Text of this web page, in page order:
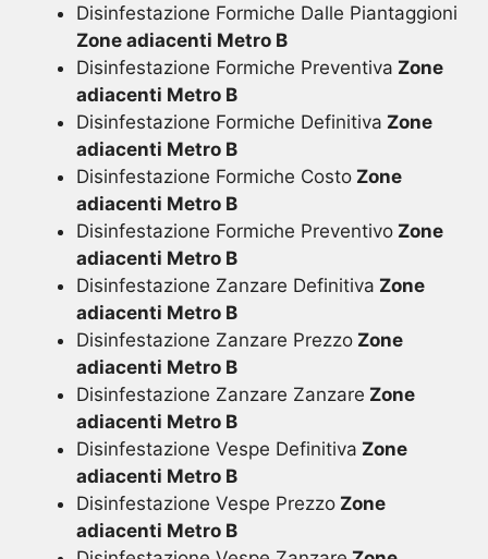
Disinfestazione Formiche Dalle Piantaggioni
Zone adiacenti Metro B
Disinfestazione Formiche Preventiva Zone
adiacenti Metro B
Disinfestazione Formiche Definitiva Zone
adiacenti Metro B
Disinfestazione Formiche Costo Zone
adiacenti Metro B
Disinfestazione Formiche Preventivo Zone
adiacenti Metro B
Disinfestazione Zanzare Definitiva Zone
adiacenti Metro B
Disinfestazione Zanzare Prezzo Zone
adiacenti Metro B
Disinfestazione Zanzare Zanzare Zone
adiacenti Metro B
Disinfestazione Vespe Definitiva Zone
adiacenti Metro B
Disinfestazione Vespe Prezzo Zone
adiacenti Metro B